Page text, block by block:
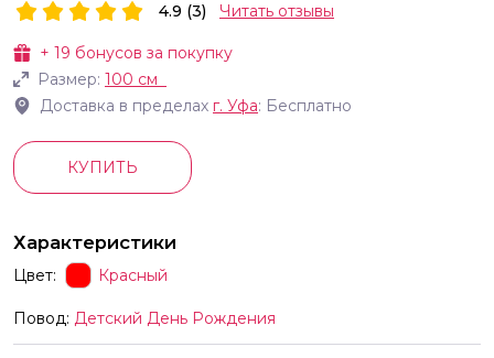
+ 19 бонусов за покупку
Размер: 100 см
Доставка в пределах г. Уфа: Бесплатно
4.9 (3) Читать отзывы
КУПИТЬ
Характеристики
Цвет: Красный
Повод: Детский День Рождения